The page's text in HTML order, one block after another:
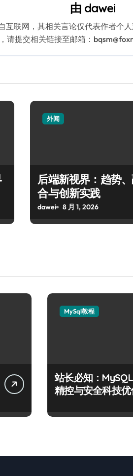
由 dawei
互联网，其相关言论仅代表作者个
请提交相关链接至邮箱：
外闻
后端新视界：趋势
合与创新实践
dawei 8 月 1, 2026
MySql教程
站长必知：
精控与安全科技优